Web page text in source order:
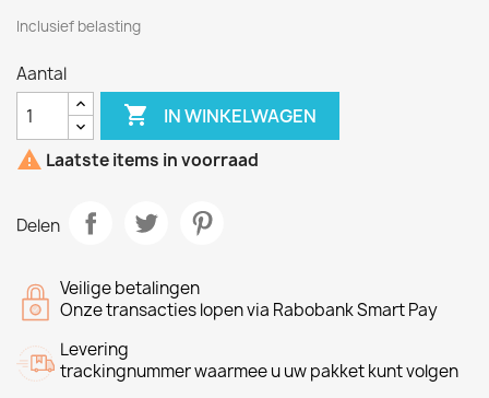
Inclusief belasting
Aantal
 IN WINKELWAGEN
 Laatste items in voorraad
Delen
Veilige betalingen
Onze transacties lopen via Rabobank Smart Pay
Levering
trackingnummer waarmee u uw pakket kunt volgen